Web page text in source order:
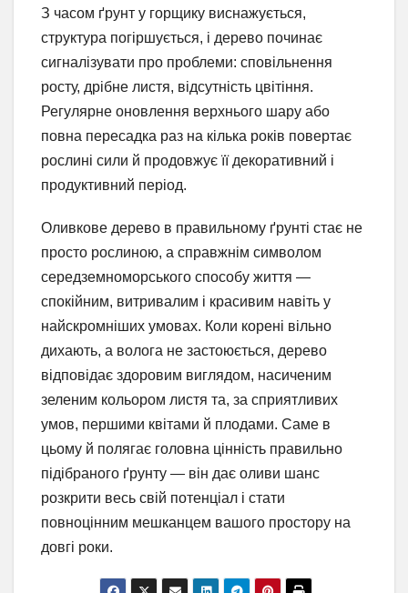
З часом ґрунт у горщику виснажується,
структура погіршується, і дерево починає
сигналізувати про проблеми: сповільнення
росту, дрібне листя, відсутність цвітіння.
Регулярне оновлення верхнього шару або
повна пересадка раз на кілька років повертає
рослині сили й продовжує її декоративний і
продуктивний період.
Оливкове дерево в правильному ґрунті стає не
просто рослиною, а справжнім символом
середземноморського способу життя —
спокійним, витривалим і красивим навіть у
найскромніших умовах. Коли корені вільно
дихають, а волога не застоюється, дерево
відповідає здоровим виглядом, насиченим
зеленим кольором листя та, за сприятливих
умов, першими квітами й плодами. Саме в
цьому й полягає головна цінність правильно
підібраного ґрунту — він дає оливи шанс
розкрити весь свій потенціал і стати
повноцінним мешканцем вашого простору на
довгі роки.